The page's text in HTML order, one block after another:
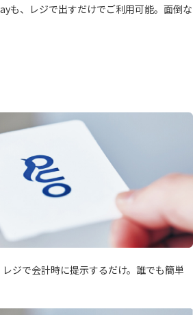
も、レジで出すだけでご利用可能。面倒な
ジで会計時に提示するだけ。誰でも簡単